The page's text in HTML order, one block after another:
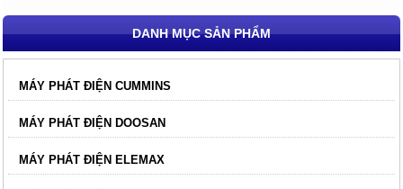
DANH MỤC SẢN PHẨM
MÁY PHÁT ĐIỆN CUMMINS
MÁY PHÁT ĐIỆN DOOSAN
MÁY PHÁT ĐIỆN ELEMAX